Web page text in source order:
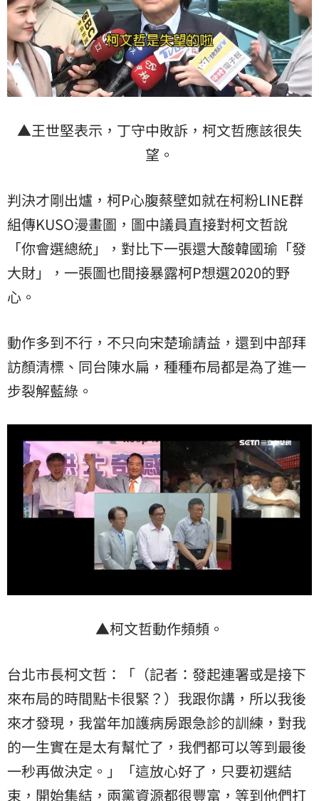
▲王世堅表示，丁守中敗訴，柯文哲應該很失
望。
判決才剛出爐，柯P心腹蔡壁如就在柯粉LINE群
組傳KUSO漫畫圖，圖中議員直接對柯文哲說
「你會選總統」，對比下一張還大酸韓國瑜「發
大財」，一張圖也間接暴露柯P想選2020的野
心。
動作多到不行，不只向宋楚瑜請益，還到中部拜
訪顏清標、同台陳水扁，種種布局都是為了進一
步裂解藍綠。
▲柯文哲動作頻頻。
台北市長柯文哲：「（記者：發起連署或是接下
來布局的時間點卡很緊？）我跟你講，所以我後
來才發現，我當年加護病房跟急診的訓練，對我
的一生實在是太有幫忙了，我們都可以等到最後
一秒再做決定。」「這放心好了，只要初選結
束，開始集結，兩黨資源都很豐富，等到他們打